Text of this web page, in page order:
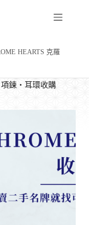
HEARTS 克羅
鍊・耳環收購